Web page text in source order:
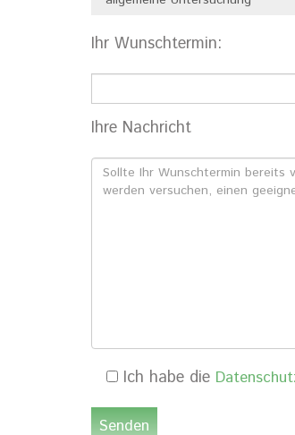
Ihr Wunschtermin:
Ihre Nachricht
Ich habe die